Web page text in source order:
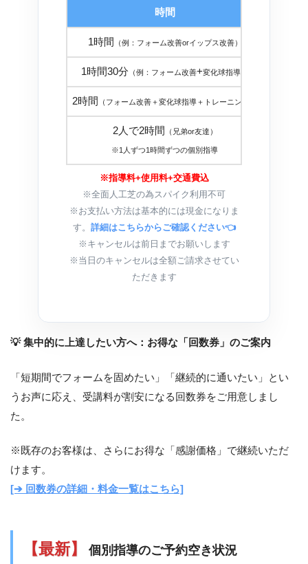
時間
1時間 （例：フォーム改善orイップス改善）
1時間30分 （例：フォーム改善+変化球指導）
2時間 （フォーム改善＋変化球指導＋トレーニング）
2人で2時間 （兄弟or友達）
※1人ずつ1時間ずつの個別指導
※指導料+使用料+交通費込
※全面人工芝の為スパイク利用不可
※お支払い方法は基本的には現金になりま
す。 詳細はこちらからご確認ください👈
※キャンセルは前日までお願いします
※当日のキャンセルは全額ご請求させてい
ただきます
💡 集中的に上達したい方へ：お得な「回数券」のご案内
「短期間でフォームを固めたい」「継続的に通いたい」とい
うお声に応え、受講料が割安になる回数券をご用意しまし
た。
※既存のお客様は、さらにお得な「感謝価格」で継続いただ
けます。
[➔ 回数券の詳細・料金一覧はこちら]
【最新】 個別指導のご予約空き状況